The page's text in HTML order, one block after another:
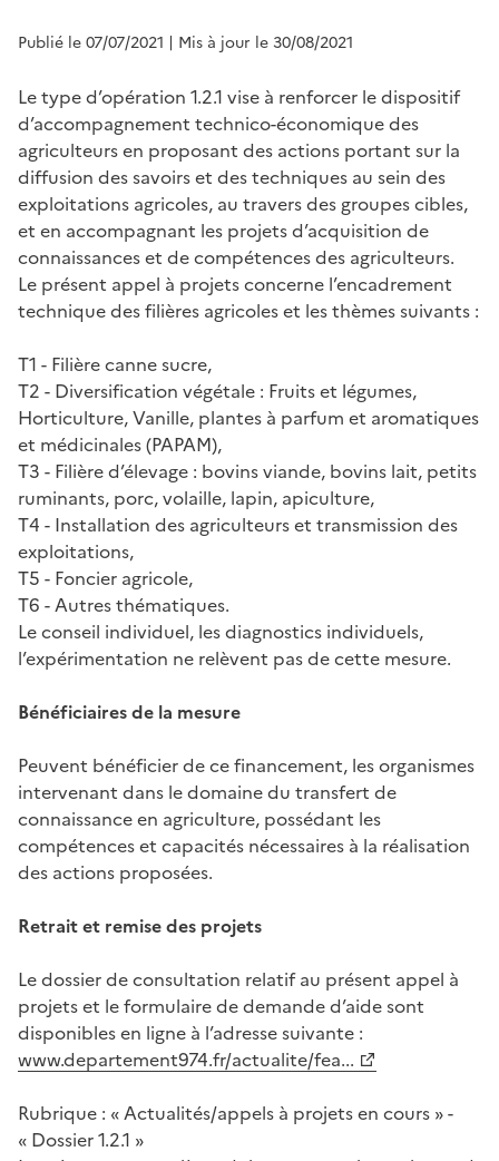
Publié le 07/07/2021 | Mis à jour le 30/08/2021
Le type d’opération 1.2.1 vise à renforcer le dispositif
d’accompagnement technico-économique des
agriculteurs en proposant des actions portant sur la
diffusion des savoirs et des techniques au sein des
exploitations agricoles, au travers des groupes cibles,
et en accompagnant les projets d’acquisition de
connaissances et de compétences des agriculteurs.
Le présent appel à projets concerne l’encadrement
technique des filières agricoles et les thèmes suivants :
T1 - Filière canne sucre,
T2 - Diversification végétale : Fruits et légumes,
Horticulture, Vanille, plantes à parfum et aromatiques
et médicinales (PAPAM),
T3 - Filière d’élevage : bovins viande, bovins lait, petits
ruminants, porc, volaille, lapin, apiculture,
T4 - Installation des agriculteurs et transmission des
exploitations,
T5 - Foncier agricole,
T6 - Autres thématiques.
Le conseil individuel, les diagnostics individuels,
l’expérimentation ne relèvent pas de cette mesure.
Bénéficiaires de la mesure
Peuvent bénéficier de ce financement, les organismes
intervenant dans le domaine du transfert de
connaissance en agriculture, possédant les
compétences et capacités nécessaires à la réalisation
des actions proposées.
Retrait et remise des projets
Le dossier de consultation relatif au présent appel à
projets et le formulaire de demande d’aide sont
disponibles en ligne à l’adresse suivante :
www.departement974.fr/actualite/fea...
Rubrique : « Actualités/appels à projets en cours » -
« Dossier 1.2.1 »